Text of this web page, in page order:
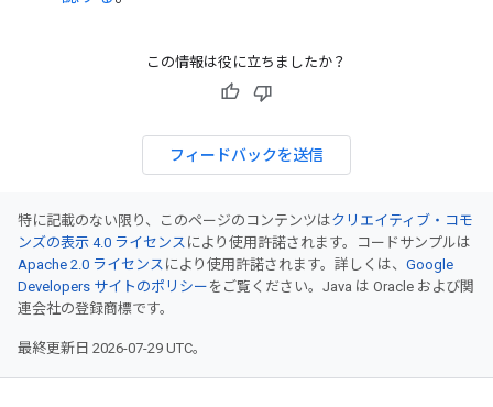
この情報は役に立ちましたか？
フィードバックを送信
特に記載のない限り、このページのコンテンツはクリエイティブ・コモ
ンズの表示 4.0 ライセンス により使用許諾されます。コードサンプルは
Apache 2.0 ライセンス により使用許諾されます。詳しくは、 Google
Developers サイトのポリシー をご覧ください。Java は Oracle および関
連会社の登録商標です。
最終更新日 2026-07-29 UTC。